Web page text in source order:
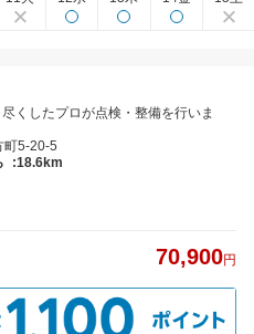
くしたプロが点検・整備を行いま
町5-20-5
:18.6km
70,900円